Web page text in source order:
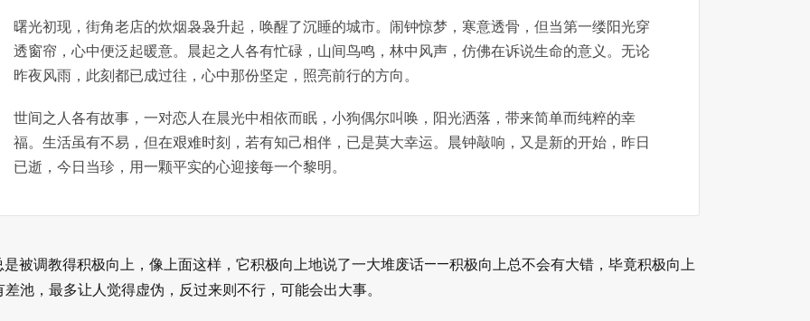
曙光初现，街角老店的炊烟袅袅升起，唤醒了沉睡的城市。闹钟惊梦，寒意透骨，但当第一缕阳光穿
透窗帘，心中便泛起暖意。晨起之人各有忙碌，山间鸟鸣，林中风声，仿佛在诉说生命的意义。无论
昨夜风雨，此刻都已成过往，心中那份坚定，照亮前行的方向。
世间之人各有故事，一对恋人在晨光中相依而眠，小狗偶尔叫唤，阳光洒落，带来简单而纯粹的幸
福。生活虽有不易，但在艰难时刻，若有知己相伴，已是莫大幸运。晨钟敲响，又是新的开始，昨日
已逝，今日当珍，用一颗平实的心迎接每一个黎明。
是被调教得积极向上，像上面这样，它积极向上地说了一大堆废话——积极向上总不会有大错，毕竟积极向上
差池，最多让人觉得虚伪，反过来则不行，可能会出大事。